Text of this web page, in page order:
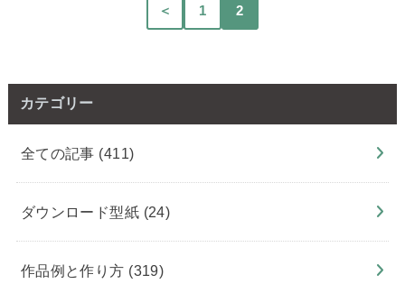
＜ 1 2
カテゴリー
全ての記事 (411)
ダウンロード型紙 (24)
作品例と作り方 (319)